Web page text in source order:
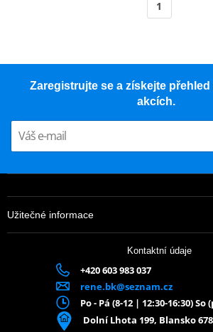
1
Zaregistrujte se a získejte
akcích.
Užitečné informace
Kontaktní údaje
+420 603 983 037
rene.bk@seznam.cz
Po - Pá (8-12 | 12:30-16:30) So
Dolní Lhota 199, Blansko